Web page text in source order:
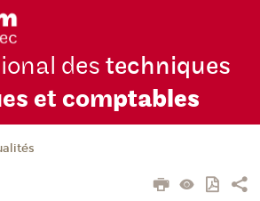
destechniques
et comptables